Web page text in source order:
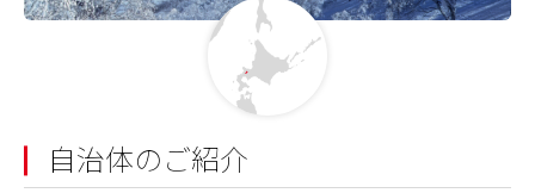
自治体のご紹介